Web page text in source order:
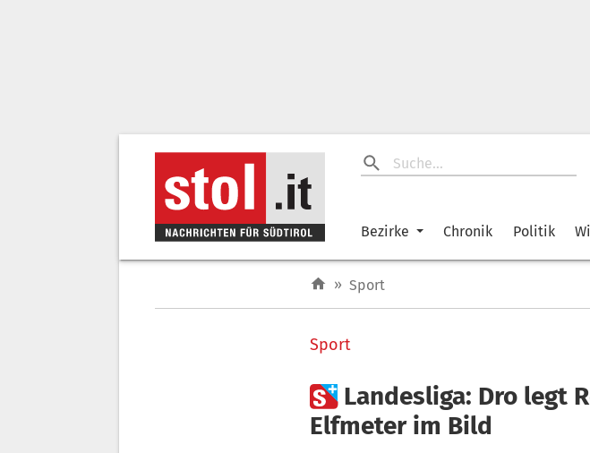
Bezirke Chronik Politik
» Sport
Sport
 Landesliga: Dro legt
Elfmeter im Bild